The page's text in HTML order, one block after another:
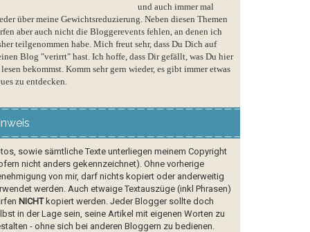
und auch immer mal
über meine Gewichtsreduzierung. Neben diesen Themen
aber auch nicht die Bloggerevents fehlen, an denen ich
teilgenommen habe. Mich freut sehr, dass Du Dich auf
Blog "verirrt" hast. Ich hoffe, dass Dir gefällt, was Du hier
bekommst. Komm sehr gern wieder, es gibt immer etwas
zu entdecken.
sowie sämtliche Texte unterliegen meinem Copyright
nicht anders gekennzeichnet). Ohne vorherige
von mir, darf nichts kopiert oder anderweitig
werden. Auch etwaige Textauszüge (inkl Phrasen)
NICHTkopiert werden. Jeder Blogger sollte doch
in der Lage sein, seine Artikel mit eigenen Worten zu
- ohne sich bei anderen Bloggern zu bedienen.